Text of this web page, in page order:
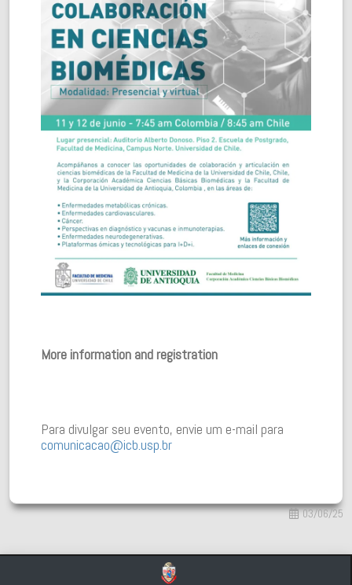
More information and registration
Para divulgar seu evento, envie um e-mail para
comunicacao@icb.usp.br
03/06/25